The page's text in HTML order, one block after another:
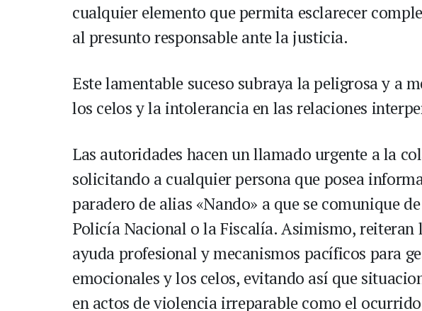
cualquier elemento que permita esclarecer
al presunto responsable ante la justicia.
Este lamentable suceso subraya la peligrosa y a
los celos y la intolerancia en las relaciones
Las autoridades hacen un llamado urgente a la
solicitando a cualquier persona que posea
paradero de alias «Nando» a que se comunique
Policía Nacional o la Fiscalía. Asimismo,
ayuda profesional y mecanismos pacíficos para
emocionales y los celos, evitando así que
en actos de violencia irreparable como el